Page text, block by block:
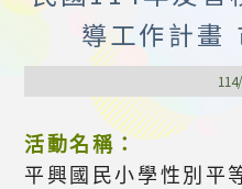
導工作計畫
活動名稱：
平興國民小學性別平